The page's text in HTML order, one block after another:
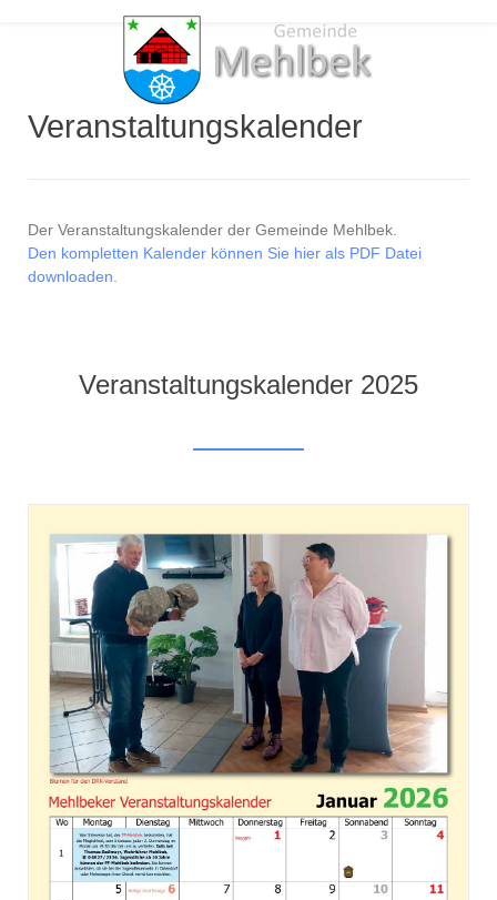
Veranstaltungskalender
Der Veranstaltungskalender der Gemeinde Mehlbek.
Den kompletten Kalender können Sie hier als PDF Datei
downloaden
Veranstaltungskalender 2025